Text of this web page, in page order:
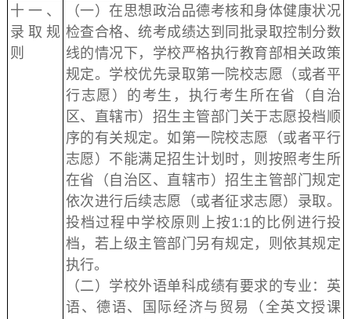
十一、
录取规
则
（一）在思想政治品德考核和身体健康状况
检查合格、统考成绩达到同批录取控制分数
线的情况下，学校严格执行教育部相关政策
规定。学校优先录取第一院校志愿（或者平
行志愿）的考生，执行考生所在省（自治
区、直辖市）招生主管部门关于志愿投档顺
序的有关规定。如第一院校志愿（或者平行
志愿）不能满足招生计划时，则按照考生所
在省（自治区、直辖市）招生主管部门规定
依次进行后续志愿（或者征求志愿）录取。
投档过程中学校原则上按1:1的比例进行投
档，若上级主管部门另有规定，则依其规定
执行。
（二）学校外语单科成绩有要求的专业：英
语、德语、国际经济与贸易（全英文授课